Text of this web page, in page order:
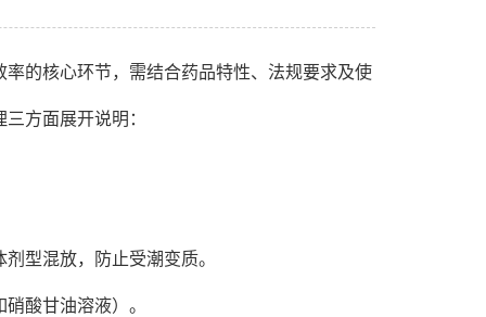
的核心环节，需结合药品特性、法规要求及使
方面展开说明：
型混放，防止受潮变质。
酸甘油溶液）。